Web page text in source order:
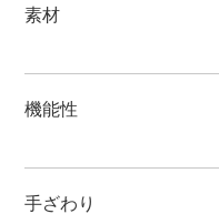
素材
機能性
手ざわり